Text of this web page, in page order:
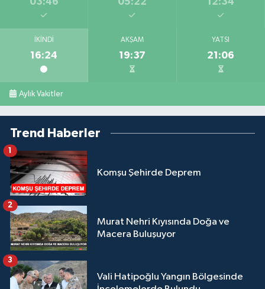
İKINDI
16:24
AKŞAM
19:37
YATSI
21:06
Aylık Vakitler
Trend Haberler
Komşu Şehirde Deprem
1
Murat Nehri Kıyısında Doğa ve
Macera Buluşuyor
2
Vali Hatipoğlu Yangın Bölgesinde
3